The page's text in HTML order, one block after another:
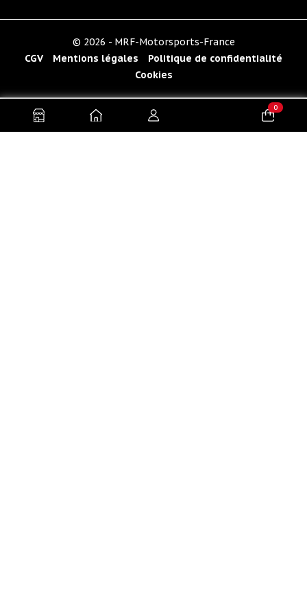
0
© 2026 - MRF-Motorsports-France
CGV
Mentions légales
Politique de confidentialité
Cookies